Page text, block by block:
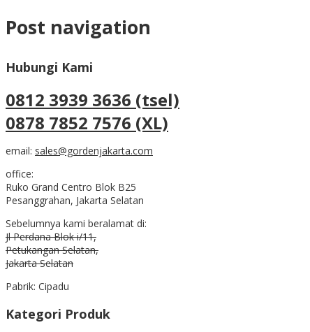
Post navigation
Hubungi Kami
0812 3939 3636 (tsel)
0878 7852 7576 (XL)
email: sales@gordenjakarta.com
office:
Ruko Grand Centro Blok B25
Pesanggrahan, Jakarta Selatan
Sebelumnya kami beralamat di:
Jl Perdana Blok i/11,
Petukangan Selatan,
Jakarta Selatan
Pabrik: Cipadu
Kategori Produk